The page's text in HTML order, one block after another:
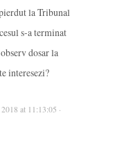
la Tribunal
s-a terminat
dosar la
interesezi?
at 11:13:05 ·